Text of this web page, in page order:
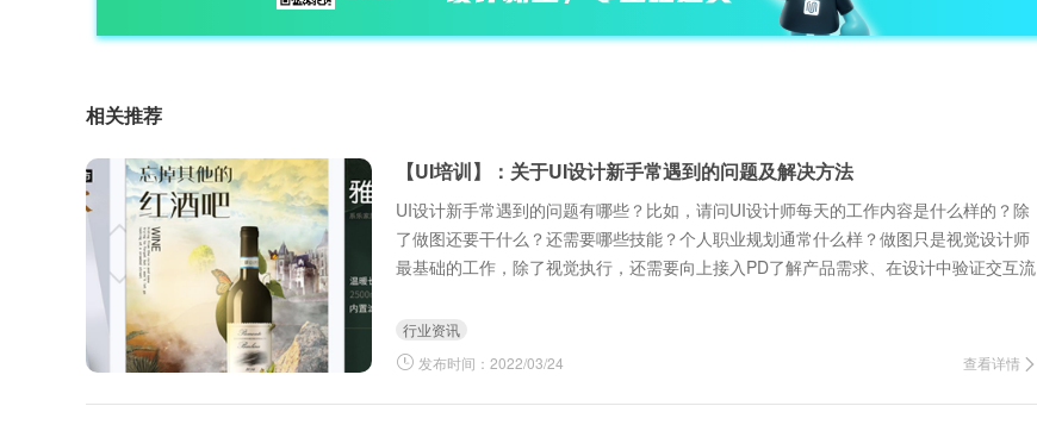
相关推荐
【UI培训】：关于UI设计新手常遇到的问题及解决方法
UI设计新手常遇到的问题有哪些？比如，请问UI设计师每天的工作内容是什么样的？除
了做图还要干什么？还需要哪些技能？个人职业规划通常什么样？做图只是视觉设计师
最基础的工作，除了视觉执行，还需要向上接入PD了解产品需求、在设计中验证交互流
行业资讯
发布时间：2022/03/24
查看详情